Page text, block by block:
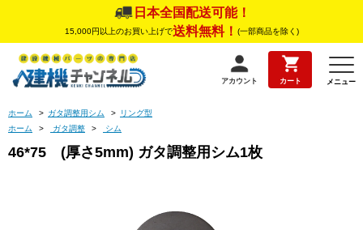
日本全国配送可能！
15,000円以上のお買い上げで送料無料！ (一部商品を除く)
アカウント カート メニュー
ホーム > ガタ調整用シム >
リング型
ホーム
> ガタ調整 > シム
46*75 (厚さ5mm) ガタ調整用シム1枚